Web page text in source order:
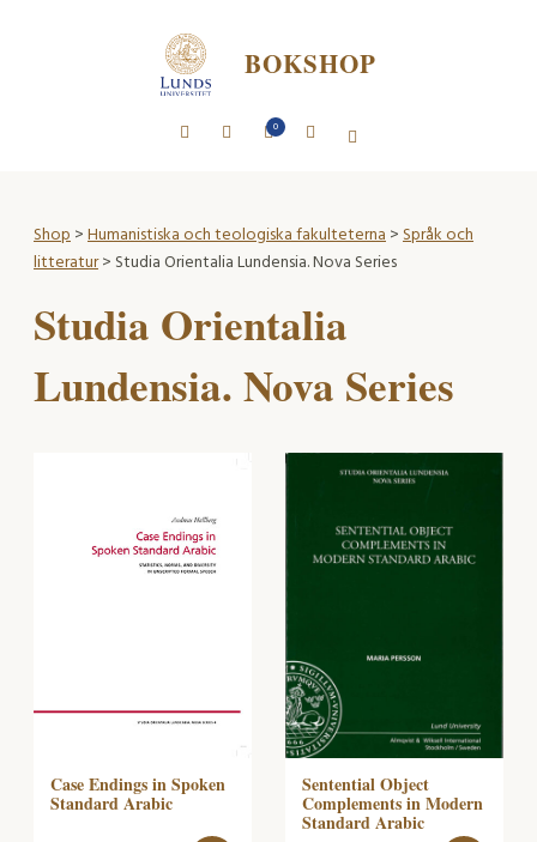
BOKSHOP
0
Shop>Humanistiska och teologiska fakulteterna>Språk och
litteratur> Studia Orientalia Lundensia. Nova Series
Studia Orientalia
Lundensia. Nova Series
Case Endings in Spoken
Standard Arabic
Sentential Object
Complements in Modern
Standard Arabic